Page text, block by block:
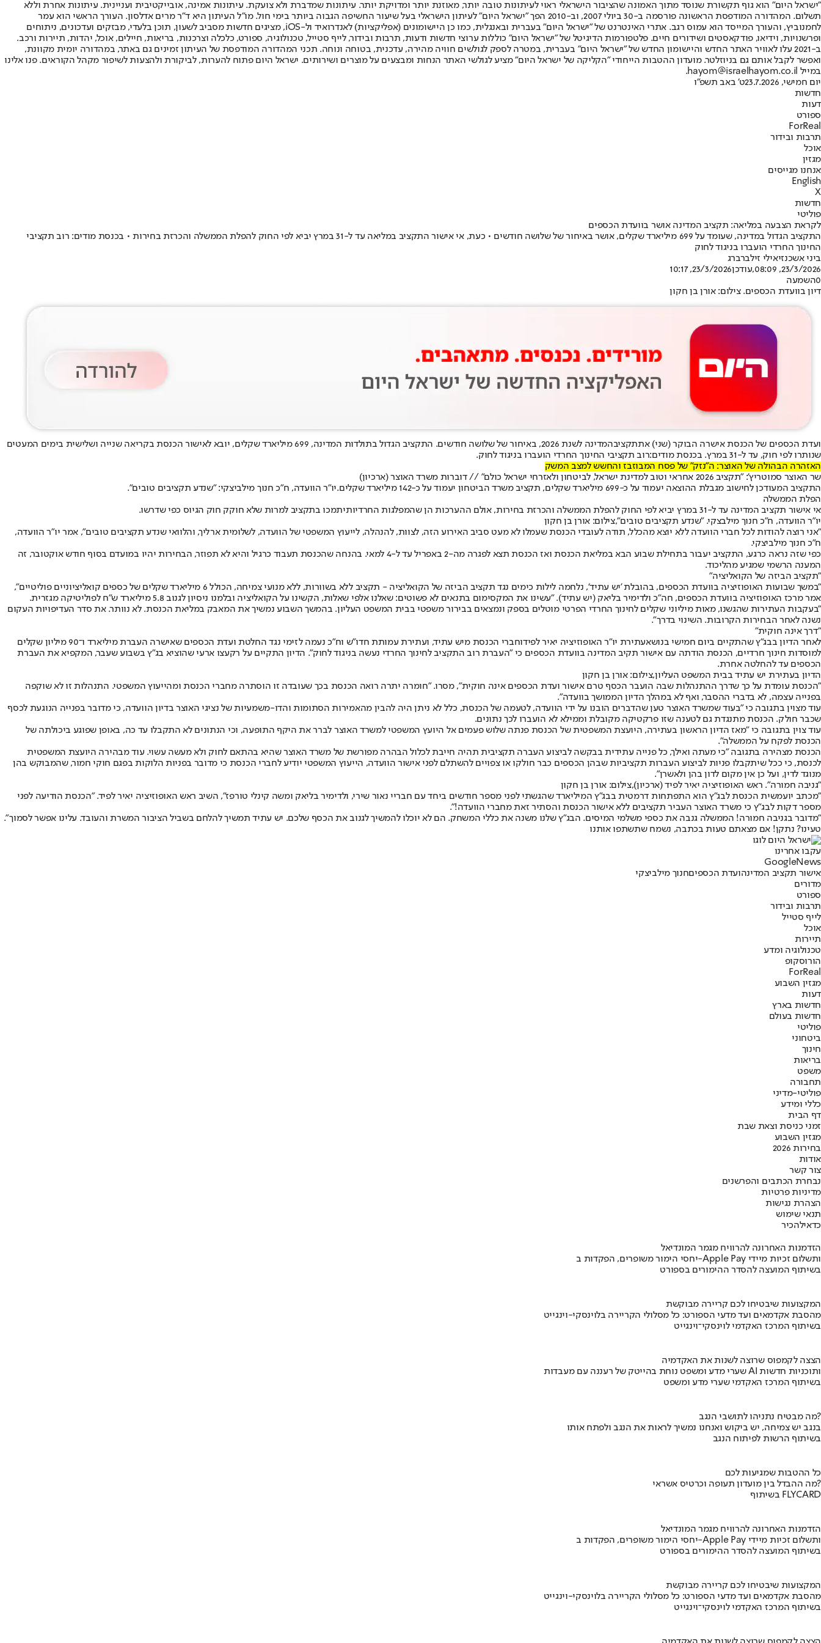
"ישראל היום" הוא גוף תקשורת שנוסד מתוך האמונה שהציבור הישראלי ראוי לעיתונות טובה יותר, מאוזנת יותר ומדויקת יותר. עיתונות שמדברת ולא צועקת. עיתונות אמינה, אובייקטיבית ועניינית. עיתונות אחרת וללא
תשלום. המהדורה המודפסת הראשונה פורסמה ב-30 ביולי 2007, וב-2010 הפך "ישראל היום" לעיתון הישראלי בעל שיעור החשיפה הגבוה ביותר בימי חול. מו"ל העיתון היא ד"ר מרים אדלסון. העורך הראשי הוא עמר
לחמנוביץ, והעורך המייסד הוא עמוס רגב. אתרי האינטרנט של "ישראל היום" בעברית ובאנגלית, כמו כן היישומונים (אפליקציות) לאנדרואיד ול-iOS, מציגים חדשות מסביב לשעון, תוכן בלעדי, מבזקים ועדכונים, ניתוחים
ופרשנויות, וידיאו, פודקאסטים ושידורים חיים. פלטפורמות הדיגיטל של "ישראל היום" כוללות ערוצי חדשות ודעות, תרבות ובידור, לייף סטייל, טכנולוגיה, ספורט, כלכלה וצרכנות, בריאות, חיילים, אוכל, יהדות, תיירות ורכב.
ב-2021 עלו לאוויר האתר החדש והיישומון החדש של "ישראל היום" בעברית, במטרה לספק לגולשים חוויה מהירה, עדכנית, בטוחה ונוחה. תכני המהדורה המודפסת של העיתון זמינים גם באתר, במהדורה יומית מקוונת,
ואפשר לקבל אותם גם בניוזלטר. מועדון ההטבות הייחודי "הקליקה של ישראל היום" מציע לגולשי האתר הנחות ומבצעים על מוצרים ושירותים. ישראל היום פתוח להערות, לביקורת ולהצעות לשיפור מקהל הקוראים. פנו אלינו
במייל hayom@israelhayom.co.il.
יום חמישי, 23.7.2026
ט' באב תשפ"ו
חדשות
דעות
ספורט
ForReal
תרבות ובידור
אוכל
מגזין
אנחנו מגייסים
English
X
חדשות
פוליטי
לקראת הצבעה במליאה: תקציב המדינה אושר בוועדת הכספים
התקציב הגדול במדינה, שעומד על 699 מיליארד שקלים, אושר באיחור של שלושה חודשים • כעת, אי אישור התקציב במליאה עד ל-31 במרץ יביא לפי החוק להפלת הממשלה והכרזת בחירות • בכנסת מודים: רוב תקציבי
החינוך החרדי הועברו בניגוד לחוק
ביני אשכנזיאילי זילברברג
23/3/2026, 08:09
,עודכן23/3/2026, 10:17
0השמעה
דיון בוועדת הכספים. צילום: אורן בן חקון
ועדת הכספים של הכנסת אישרה הבוקר (שני) אתתקציב
המדינה לשנת 2026, באיחור של שלושה חודשים. התקציב הגדול בתולדות המדינה, 699 מיליארד שקלים, יובא לאישור הכנסת בקריאה שנייה ושלישית בימים המעטים
שנותרו לפי חוק, עד ל-31 במרץ. בכנסת מודים:
רוב תקציבי החינוך החרדי הועברו בניגוד לחוק.
האזהרה הבהולה של האוצר: ה"נזק" של פסח המבוזבז והחשש למצב המשק
שר האוצר סמוטריץ': "תקציב 2026 אחראי וטוב למדינת ישראל, לביטחון ולאזרחי ישראל כולם" // דוברות משרד האוצר (ארכיון)
התקציב המעודכן לחישוב מגבלת ההוצאה יעמוד על כ-699 מיליארד שקלים, תקציב משרד הביטחון יעמוד על כ-142 מיליארד שקלים.
יו"ר הוועדה, ח"כ חנוך מילביצקי: "שנדע תקציבים טובים".
הפלת הממשלה
אי אישור תקציב המדינה עד ל-31 במרץ יביא לפי החוק להפלת הממשלה והכרזת בחירות, אולם ההערכות הן ש
המפלגות החרדיותיתמכו בתקציב למרות שלא חוקק חוק הגיוס כפי שדרשו.
יו"ר הוועדה, ח"כ חנוך מילבצקי. "שנדע תקציבים טובים",צילום: אורן בן חקון
"אני רוצה להודות לכל חברי הוועדה ללא יוצא מהכלל, תודה לעובדי הכנסת שעמלו לא מעט סביב האירוע הזה, לצוות, להנהלה, לייעוץ המשפטי של הוועדה, לשלומית ארליך, והלוואי שנדע תקציבים טובים", אמר יו"ר הוועדה,
ח"כ חנוך מילביצקי.
כפי שזה נראה כרגע, התקציב יעבור בתחילת שבוע הבא במליאת הכנסת ואז הכנסת תצא לפגרה מה-2 באפריל עד ל-4 למאי. בהנחה שהכנסת תעבוד כרגיל והיא לא תפוזר, הבחירות יהיו במועדם בסוף חודש אוקטובר, זה
המענה הרשמי שמגיע מהליכוד.
"תקציב הביזה של הקואליציה"
"במשך שבועות האופוזיציה בוועדת הכספים, בהובלת 'יש עתיד', נלחמה לילות כימים נגד תקציב הביזה של הקואליציה - תקציב ללא בשוורות, ללא מנועי צמיחה, הכולל 6 מיליארד שקלים של כספים קואליציוניים פוליטיים",
אמר מרכז האופוזיציה בוועדת הכספים, חה"כ ולדימיר בליאק (יש עתיד). "עשינו את המקסימום בתנאים לא פשוטים: שאלנו אלפי שאלות, הקשינו על הקואליציה ובלמנו ניסיון לגנוב 5.8 מיליארד ש"ח לפוליטיקה מגזרית.
"בעקבות העתירות שהגשנו, מאות מיליוני שקלים לחינוך החרדי הפרטי מוטלים בספק ונמצאים בבירור משפטי בבית המשפט העליון. בהמשך השבוע נמשיך את המאבק במליאת הכנסת. לא נוותר. את סדר העדיפויות העקום
נשנה לאחר הבחירות הקרובות. השינוי בדרך".
"דרך אינה חוקית"
לאחר הדיון בבג"ץ שהתקיים ביום חמישי בנושאעתירת יו"ר האופוזיציה יאיר לפיד
וחברי הכנסת מיש עתיד, ועתירת עמותת חדו״ש וח״כ נעמה לזימי נגד החלטת ועדת הכספים שאישרה העברת מיליארד ו־90 מיליון שקלים
למוסדות חינוך חרדיים, הכנסת הודתה עם אישור תקיב המדינה בוועדת הכספים כי "העברת רוב התקציב לחינוך החרדי נעשה בניגוד לחוק". הדיון התקיים על רקעצו ארעי שהוציא בג"ץ בשבוע שעבר, המקפיא את העברת
הכספים עד להחלטה אחרת.
הדיון בעתירת יש עתיד בבית המשפט העליון,צילום: אורן בן חקון
"הכנסת עומדת על כך שדרך ההתנהלות שבה הועבר הכסף טרם אישור ועדת הכספים אינה חוקית", מסרו. "חומרה יתרה רואה הכנסת בכך שעובדה זו הוסתרה מחברי הכנסת ומהייעוץ המשפטי. התנהלות זו לא שוקפה
בפנייה עצמה, לא בדברי ההסבר, ואף לא במהלך הדיון הממושך בוועדה".
עוד מצוין בתגובה כי "בעוד שמשרד האוצר טען שהדברים הובנו על ידי הוועדה, לטעמה של הכנסת, כלל לא ניתן היה להבין מהאמירות הסתומות והדו-משמעיות של נציגי האוצר בדיון הוועדה, כי מדובר בפנייה הנוגעת לכסף
שכבר חולק. הכנסת מתנגדת גם לטענה שזו פרקטיקה מקובלת וממילא לא הועברו לכך נתונים.
עוד צוין בתגובה כי "מאז הדיון הראשון בעתירה, היועצת המשפטית של הכנסת פנתה שלוש פעמים אל היועץ המשפטי למשרד האוצר לברר את היקף התופעה, וכי הנתונים לא התקבלו עד כה, באופן שפוגע ביכולתה של
הכנסת לפקח על הממשלה".
הכנסת מצהירה בתגובה "כי מעתה ואילך, כל פנייה עתידית בבקשה לביצוע העברה תקציבית תהיה חייבת לכלול הבהרה מפורשת של משרד האוצר שהיא בהתאם לחוק ולא מעשה עשוי. עוד מבהירה היועצת המשפטית
לכנסת, כי ככל שיתקבלו פניות לביצוע העברות תקציביות שבהן הכספים כבר חולקו או צפויים להשתלם לפני אישור הוועדה, הייעוץ המשפטי יודיע לחברי הכנסת כי מדובר בפניות הלוקות בפגם חוקי חמור, שהמבוקש בהן
מנוגד לדין, ועל כן אין מקום לדון בהן ולאשרן".
"גניבה חמורה". ראש האופוזיציה יאיר לפיד (ארכיון),צילום: אורן בן חקון
"מכתב יועמשית הכנסת לבג״ץ הוא התפתחות דרמטית בבג״ץ המיליארד שהגשתי לפני מספר חודשים ביחד עם חבריי נאור שירי, ולדימיר בליאק ומשה קינלי טורפז", השיב ראש האופוזיציה יאיר לפיד. "הכנסת הודיעה לפני
מספר דקות לבג״ץ כי משרד האוצר העביר תקציבים ללא אישור הכנסת והסתיר זאת מחברי הוועדה!".
"מדובר בגניבה חמורה! הממשלה גנבה את כספי משלמי המיסים. הבג״ץ שלנו משנה את כללי המשחק. הם לא יוכלו להמשיך לגנוב את הכסף שלכם. יש עתיד תמשיך להלחם בשביל הציבור המשרת והעובד. עלינו אפשר לסמוך".
טעינו? נתקן! אם מצאתם טעות בכתבה, נשמח שתשתפו אותנו
עקבו אחרינו
Googl eNews
אישור תקציב המדינהועדת הכספיםחנוך מילביצקי
מדורים
ספורט
תרבות ובידור
לייף סטייל
אוכל
תיירות
טכנולוגיה ומדע
הורוסקופ
ForReal
מגזין השבוע
דעות
חדשות בארץ
חדשות בעולם
פוליטי
ביטחוני
חינוך
בריאות
משפט
תחבורה
פוליטי-מדיני
כללי ומידע
דף הבית
זמני כניסת וצאת שבת
מגזין השבוע
בחירות 2026
אודות
צור קשר
נבחרת הכתבים והפרשנים
מדיניות פרטיות
הצהרת נגישות
תנאי שימוש
כדאילהכיר
הזדמנות האחרונה להרוויח מגמר המונדיאל
יחסי הימור משופרים, הפקדות ב-Apple Pay ותשלום זכיות מיידי
בשיתוף המועצה להסדר ההימורים בספורט
המקצועות שיבטיחו לכם קריירה מבוקשת
מהסבת אקדמאים ועד מדעי הספורט: כל מסלולי הקריירה בלוינסקי-וינגייט
בשיתוף המרכז האקדמי לוינסקי־וינגייט
הצצה לקמפוס שרוצה לשנות את האקדמיה
שערי מדע ומשפט נוחת בהייטק של רעננה עם מעבדות AI ותוכניות חדשות
בשיתוף המרכז האקדמי שערי מדע ומשפט
מה מבטיח נתניהו לתושבי הנגב?
בנגב יש צמיחה, יש ביקוש ואנחנו נמשיך לראות את הנגב ולפתח אותו
בשיתוף הרשות לפיתוח הנגב
כל ההטבות שמגיעות לכם
מה ההבדל בין מועדון תעופה וכרטיס אשראי?
בשיתוף FLYCARD
הזדמנות האחרונה להרוויח מגמר המונדיאל
יחסי הימור משופרים, הפקדות ב-Apple Pay ותשלום זכיות מיידי
בשיתוף המועצה להסדר ההימורים בספורט
המקצועות שיבטיחו לכם קריירה מבוקשת
מהסבת אקדמאים ועד מדעי הספורט: כל מסלולי הקריירה בלוינסקי-וינגייט
בשיתוף המרכז האקדמי לוינסקי־וינגייט